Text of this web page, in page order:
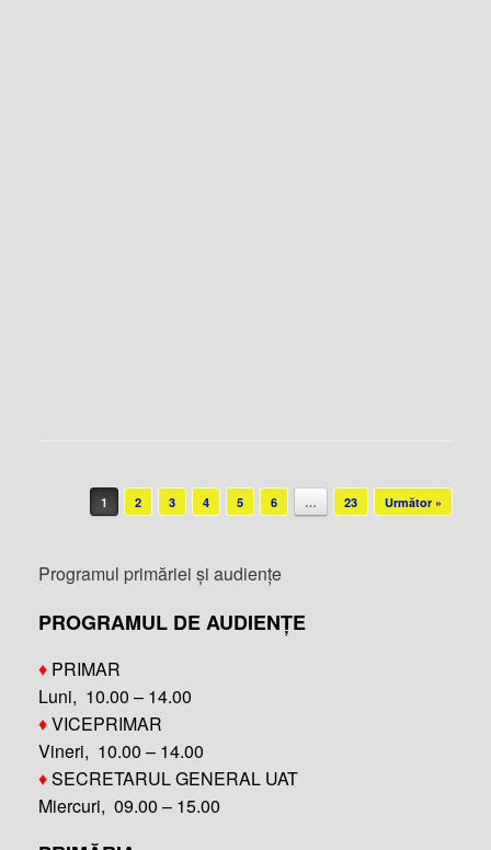
Post navigation
1 2 3 4 5 6 … 23 Următor »
Programul primăriei și audiențe
PROGRAMUL DE AUDIENȚE
♦ PRIMAR
Luni, 10.00 – 14.00
♦VICEPRIMAR
Vineri, 10.00 – 14.00
♦SECRETARUL GENERAL UAT
Miercuri, 09.00 – 15.00